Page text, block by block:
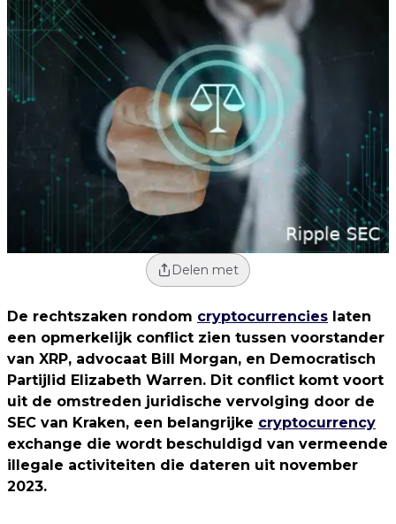
Delen met
De rechtszaken rondom cryptocurrencies laten
een opmerkelijk conflict zien tussen voorstander
van XRP, advocaat Bill Morgan, en Democratisch
Partijlid Elizabeth Warren. Dit conflict komt voort
uit de omstreden juridische vervolging door de
SEC van Kraken, een belangrijke cryptocurrency
exchange die wordt beschuldigd van vermeende
illegale activiteiten die dateren uit november
2023.